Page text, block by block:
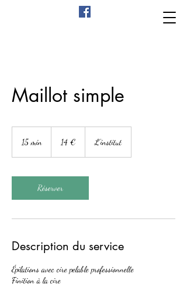
Maillot simple
15 min
i
n
14 € L'institut
Réserver
Description du service
Épilations avec cire pelable professionnelle
Finition à la cire